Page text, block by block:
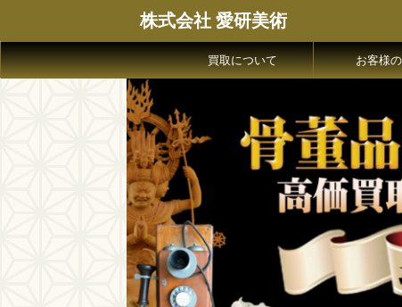
株式会社 愛研美術
買取について お客様